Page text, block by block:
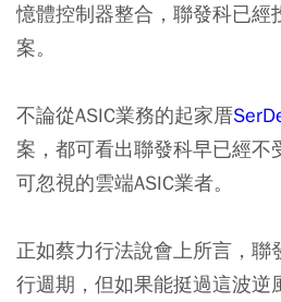
憶體控制器整合，聯發科已經
案。
不論從ASIC業務的起家厝
案，都可看出聯發科早已經不
可忽視的雲端ASIC業者。
正如蔡力行法說會上所言，聯
行週期，但如果能挺過這波逆